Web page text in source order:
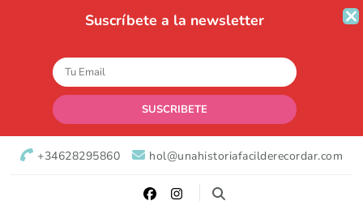
Suscríbete a la newsletter
+34628295860 hol@unahistoriafacilderecordar.com